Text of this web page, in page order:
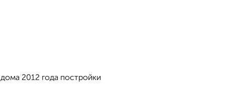
2012 года постройки